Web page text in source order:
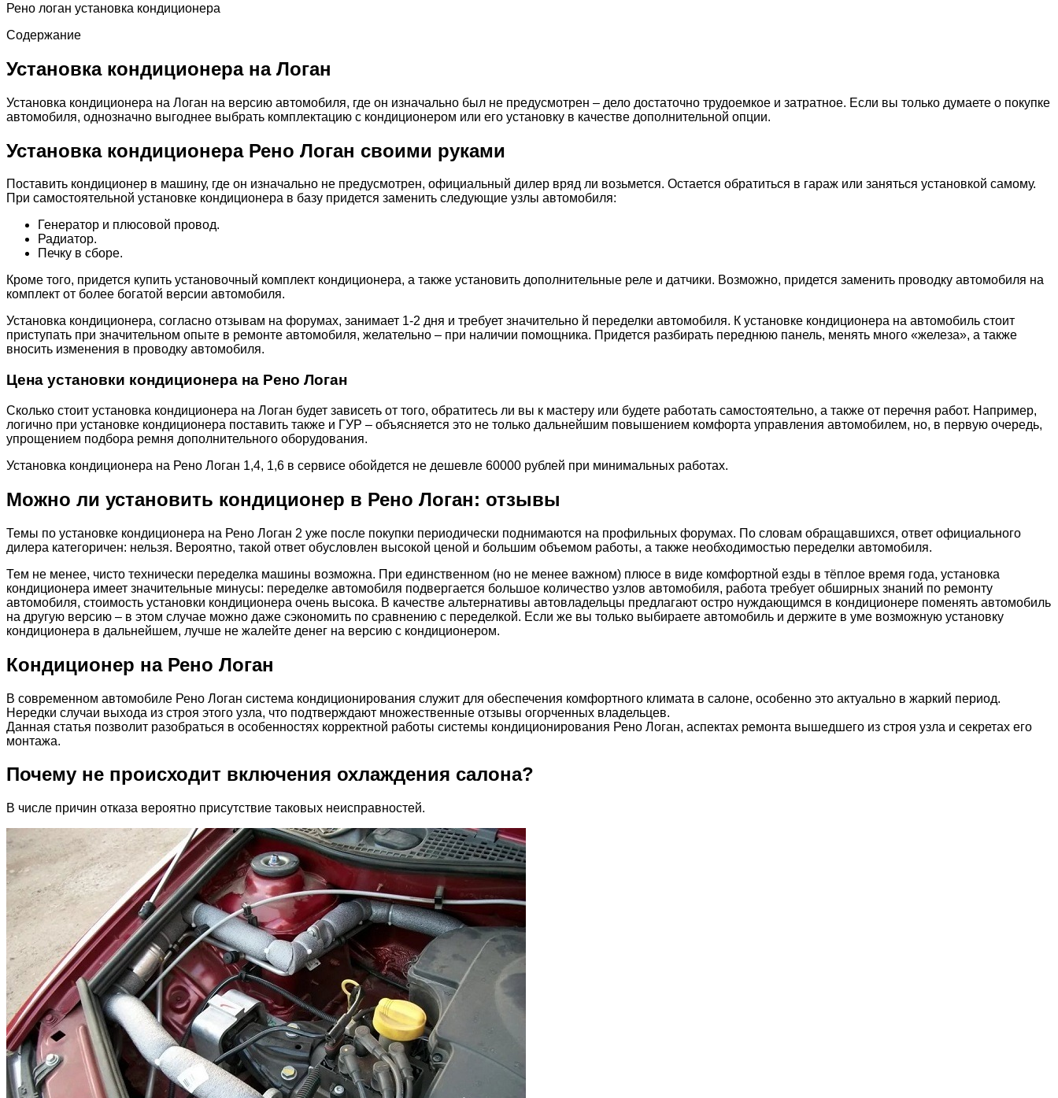
Рено логан установка кондиционера
Содержание
Установка кондиционера на Логан
Установка кондиционера на Логан на версию автомобиля, где он изначально был не предусмотрен – дело достаточно трудоемкое и затратное. Если вы только думаете о покупке
автомобиля, однозначно выгоднее выбрать комплектацию с кондиционером или его установку в качестве дополнительной опции.
Установка кондиционера Рено Логан своими руками
Поставить кондиционер в машину, где он изначально не предусмотрен, официальный дилер вряд ли возьмется. Остается обратиться в гараж или заняться установкой самому.
При самостоятельной установке кондиционера в базу придется заменить следующие узлы автомобиля:
Генератор и плюсовой провод.
Радиатор.
Печку в сборе.
Кроме того, придется купить установочный комплект кондиционера, а также установить дополнительные реле и датчики. Возможно, придется заменить проводку автомобиля на
комплект от более богатой версии автомобиля.
Установка кондиционера, согласно отзывам на форумах, занимает 1-2 дня и требует значительно й переделки автомобиля. К установке кондиционера на автомобиль стоит
приступать при значительном опыте в ремонте автомобиля, желательно – при наличии помощника. Придется разбирать переднюю панель, менять много «железа», а также
вносить изменения в проводку автомобиля.
Цена установки кондиционера на Рено Логан
Сколько стоит установка кондиционера на Логан будет зависеть от того, обратитесь ли вы к мастеру или будете работать самостоятельно, а также от перечня работ. Например,
логично при установке кондиционера поставить также и ГУР – объясняется это не только дальнейшим повышением комфорта управления автомобилем, но, в первую очередь,
упрощением подбора ремня дополнительного оборудования.
Установка кондиционера на Рено Логан 1,4, 1,6 в сервисе обойдется не дешевле 60000 рублей при минимальных работах.
Можно ли установить кондиционер в Рено Логан: отзывы
Темы по установке кондиционера на Рено Логан 2 уже после покупки периодически поднимаются на профильных форумах. По словам обращавшихся, ответ официального
дилера категоричен: нельзя. Вероятно, такой ответ обусловлен высокой ценой и большим объемом работы, а также необходимостью переделки автомобиля.
Тем не менее, чисто технически переделка машины возможна. При единственном (но не менее важном) плюсе в виде комфортной езды в тёплое время года, установка
кондиционера имеет значительные минусы: переделке автомобиля подвергается большое количество узлов автомобиля, работа требует обширных знаний по ремонту
автомобиля, стоимость установки кондиционера очень высока. В качестве альтернативы автовладельцы предлагают остро нуждающимся в кондиционере поменять автомобиль
на другую версию – в этом случае можно даже сэкономить по сравнению с переделкой. Если же вы только выбираете автомобиль и держите в уме возможную установку
кондиционера в дальнейшем, лучше не жалейте денег на версию с кондиционером.
Кондиционер на Рено Логан
В современном автомобиле Рено Логан система кондиционирования служит для обеспечения комфортного климата в салоне, особенно это актуально в жаркий период.
Нередки случаи выхода из строя этого узла, что подтверждают множественные отзывы огорченных владельцев.
Данная статья позволит разобраться в особенностях корректной работы системы кондиционирования Рено Логан, аспектах ремонта вышедшего из строя узла и секретах его
монтажа.
Почему не происходит включения охлаждения салона?
В числе причин отказа вероятно присутствие таковых неисправностей.